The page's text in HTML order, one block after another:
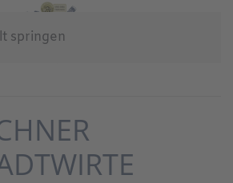
springen